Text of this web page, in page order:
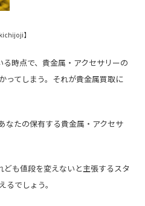
】
る時点で、貴金属・アクセサリーの
ってしまう。それが貴金属買取に
なたの保有する貴金属・アクセサ
ども値段を変えないと主張するスタ
でしょう。